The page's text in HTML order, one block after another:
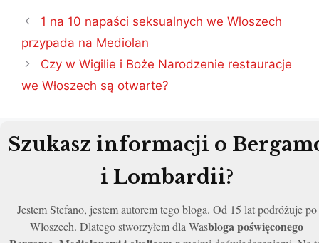
Nawigacja
wpisu
1 na 10 napaści seksualnych we Włoszech
przypada na Mediolan
Czy w Wigilie i Boże Narodzenie restauracje
we Włoszech są otwarte?
Szukasz informacji o
i Lombardii?
Jestem Stefano, jestem autorem tego bloga. Od 15 lat podróżuje po
Włoszech. Dlatego stworzyłem dla Wasbloga poświęconego